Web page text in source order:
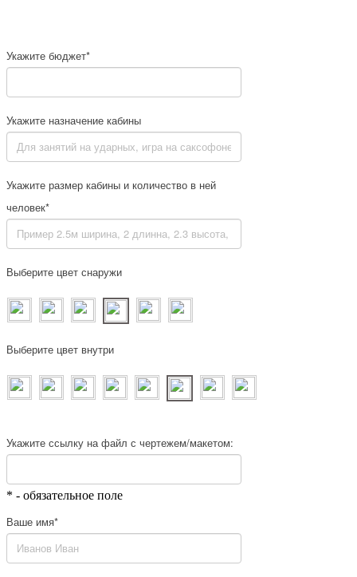
Укажите бюджет*
Укажите назначение кабины
Укажите размер кабины и количество в ней
человек*
Выберите цвет снаружи
Выберите цвет внутри
Укажите ссылку на файл с чертежем/макетом:
* - обязательное поле
Ваше имя*